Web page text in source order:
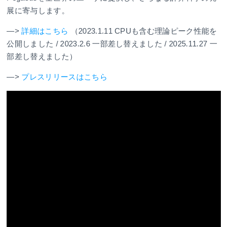
展に寄与します。
—>詳細はこちら
（2023.1.11 CPUも含む理論ピーク性能を
公開しました / 2023.2.6 一部差し替えました / 2025.11.27 一
部差し替えました）
—> プレスリリースはこちら